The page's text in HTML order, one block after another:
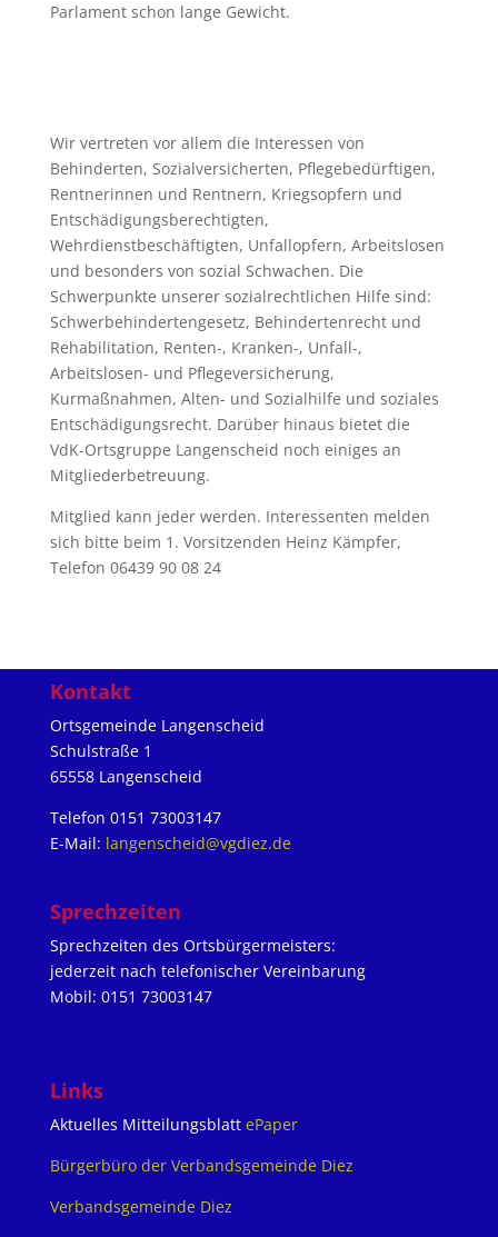
Parlament schon lange Gewicht.
Wir vertreten vor allem die Interessen von
Behinderten, Sozialversicherten, Pflegebedürftigen,
Rentnerinnen und Rentnern, Kriegsopfern und
Entschädigungsberechtigten,
Wehrdienstbeschäftigten, Unfallopfern, Arbeitslosen
und besonders von sozial Schwachen. Die
Schwerpunkte unserer sozialrechtlichen Hilfe sind:
Schwerbehindertengesetz, Behindertenrecht und
Rehabilitation, Renten-, Kranken-, Unfall-,
Arbeitslosen- und Pflegeversicherung,
Kurmaßnahmen, Alten- und Sozialhilfe und soziales
Entschädigungsrecht. Darüber hinaus bietet die
VdK-Ortsgruppe Langenscheid noch einiges an
Mitgliederbetreuung.
Mitglied kann jeder werden. Interessenten melden
sich bitte beim 1. Vorsitzenden Heinz Kämpfer,
Telefon 06439 90 08 24
Kontakt
Ortsgemeinde Langenscheid
Schulstraße 1
65558 Langenscheid
Telefon 0151 73003147
E-Mail: langenscheid@vgdiez.de
Sprechzeiten
Sprechzeiten des Ortsbürgermeisters:
jederzeit nach telefonischer Vereinbarung
Mobil: 0151 73003147
Links
Aktuelles Mitteilungsblatt ePaper
Bürgerbüro der Verbandsgemeinde Diez
Verbandsgemeinde Diez